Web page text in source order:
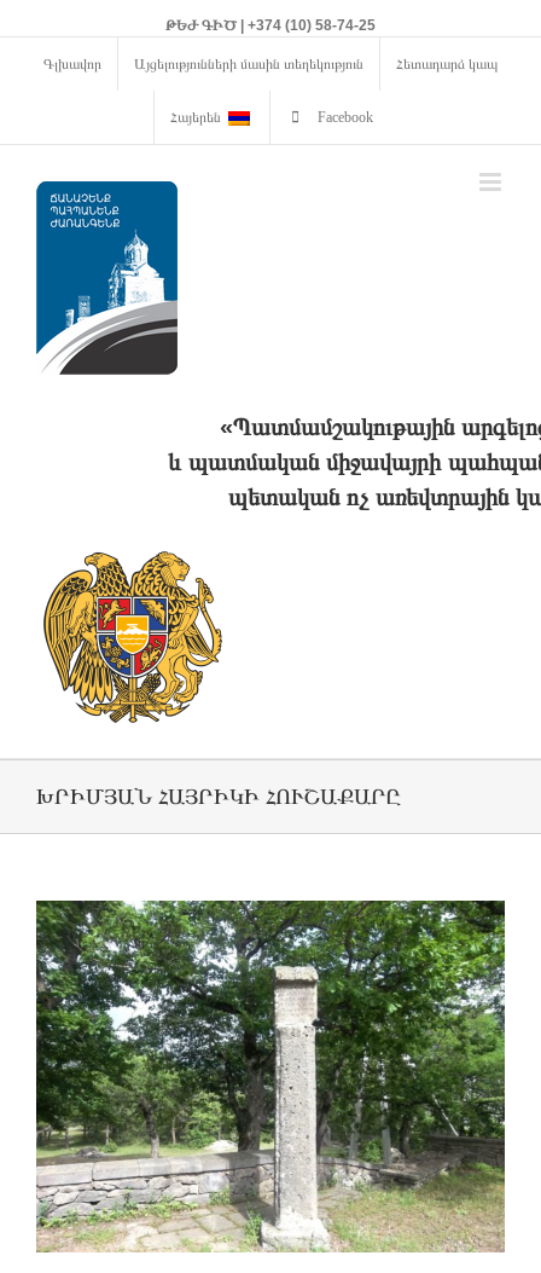
ԹԵԺ ԳԻԾ | +374 (10) 58-74-25
Գլխավոր Այցելությունների մասին տեղեկություն Հետադարձ կապ
Հայերեն Facebook
«Պատմամշակութային
և պատմական միջավայրի
պետական ոչ առեվտրային
ԽՐԻՄՅԱՆ ՀԱՅՐԻԿԻ ՀՈՒՇԱՔԱՐԸ
View
Larger
Image